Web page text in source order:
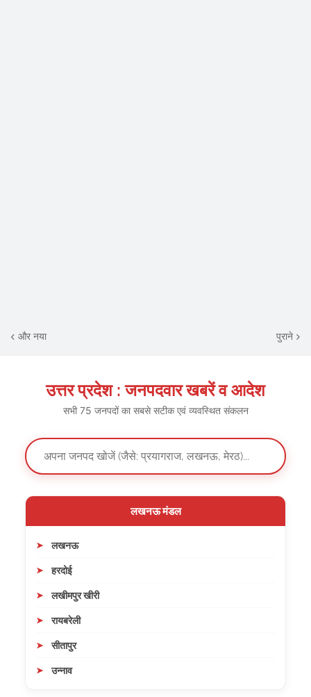
और नया पुराने
उत्तर प्रदेश : जनपदवार खबरें व आदेश
सभी 75 जनपदों का सबसे सटीक एवं व्यवस्थित संकलन
लखनऊ मंडल
लखनऊ
हरदोई
लखीमपुर खीरी
रायबरेली
सीतापुर
उन्नाव